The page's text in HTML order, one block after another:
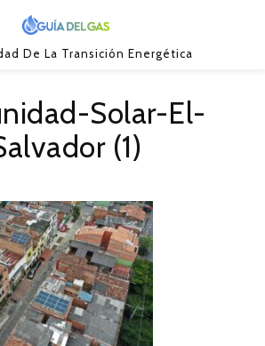
De La Transición Energética
Solar-El-
(1)